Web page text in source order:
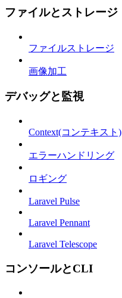
ファイルとストレージ
ファイルストレージ
画像加工
デバッグと監視
Context(コンテキスト)
エラーハンドリング
ロギング
Laravel Pulse
Laravel Pennant
Laravel Telescope
コンソールとCLI